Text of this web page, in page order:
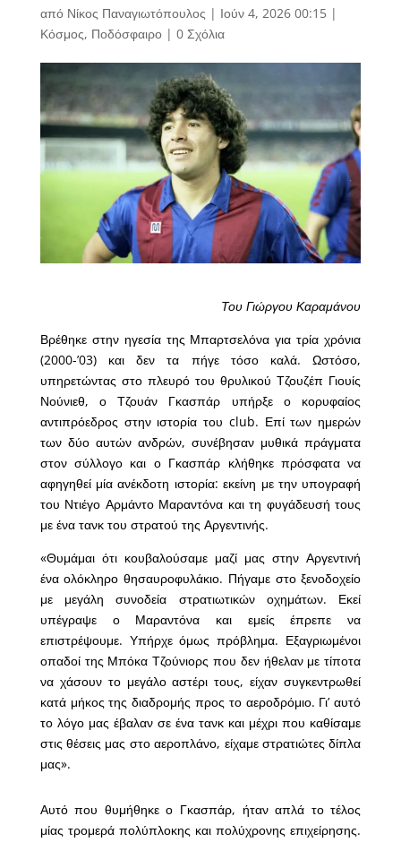
από Νίκος Παναγιωτόπουλος | Ιούν 4, 2026 00:15|
Κόσμος, Ποδόσφαιρο| 0 Σχόλια
Του Γιώργου Καραμάνου
Βρέθηκε στην ηγεσία της Μπαρτσελόνα για τρία χρόνια
(2000-’03) και δεν τα πήγε τόσο καλά. Ωστόσο,
υπηρετώντας στο πλευρό του θρυλικού Τζουζέπ Γιουίς
Νούνιεθ, ο Τζουάν Γκασπάρ υπήρξε ο κορυφαίος
αντιπρόεδρος στην ιστορία του club. Επί των ημερών
των δύο αυτών ανδρών, συνέβησαν μυθικά πράγματα
στον σύλλογο και ο Γκασπάρ κλήθηκε πρόσφατα να
αφηγηθεί μία ανέκδοτη ιστορία: εκείνη με την υπογραφή
του Ντιέγο Αρμάντο Μαραντόνα και τη φυγάδευσή τους
με ένα τανκ του στρατού της Αργεντινής.
«Θυμάμαι ότι κουβαλούσαμε μαζί μας στην Αργεντινή
ένα ολόκληρο θησαυροφυλάκιο. Πήγαμε στο ξενοδοχείο
με μεγάλη συνοδεία στρατιωτικών οχημάτων. Εκεί
υπέγραψε ο Μαραντόνα και εμείς έπρεπε να
επιστρέψουμε. Υπήρχε όμως πρόβλημα. Εξαγριωμένοι
οπαδοί της Μπόκα Τζούνιορς που δεν ήθελαν με τίποτα
να χάσουν το μεγάλο αστέρι τους, είχαν συγκεντρωθεί
κατά μήκος της διαδρομής προς το αεροδρόμιο. Γι’ αυτό
το λόγο μας έβαλαν σε ένα τανκ και μέχρι που καθίσαμε
στις θέσεις μας στο αεροπλάνο, είχαμε στρατιώτες δίπλα
μας».
Αυτό που θυμήθηκε ο Γκασπάρ, ήταν απλά το τέλος
μίας τρομερά πολύπλοκης και πολύχρονης επιχείρησης.